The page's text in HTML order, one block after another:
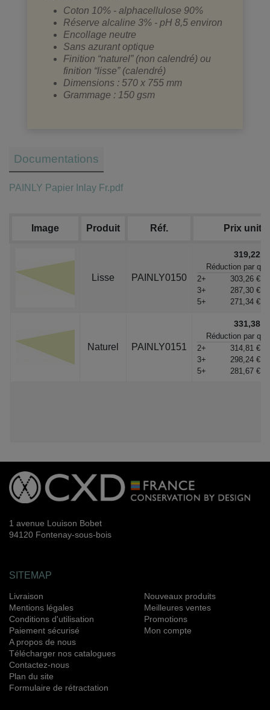
Coton 10% - alphacellulose 90%
Réserve alcaline 3% - pH 8,5 environ
Encollage neutre
Sans azurant optique
Finition “naturel” (non calendré) ou
finition “lisse” (calendré)
Dimensions : 570 x 755 mm
Grammage : 150 gsm
Documentations
PAINLY Papier Inlay Fr.pdf
Image Produit Réf. Prix
Lisse PAINLY0150
319,22 €
Réduction par
2+
303,26 €
3+
287,30 €
5+
271,34 €
Naturel PAINLY0151
331,38 €
Réduction par
2+
314,81 €
3+
298,24 €
5+
281,67 €
1 avenue Louison Bobet
94120 Fontenay-sous-bois
SITEMAP
Livraison
Mentions légales
Conditions d'utilisation
Paiement sécurisé
A propos de nous
Télécharger nos catalogues
Contactez-nous
Plan du site
Formulaire de rétractation
Nouveaux produits
Meilleures ventes
Promotions
Mon compte